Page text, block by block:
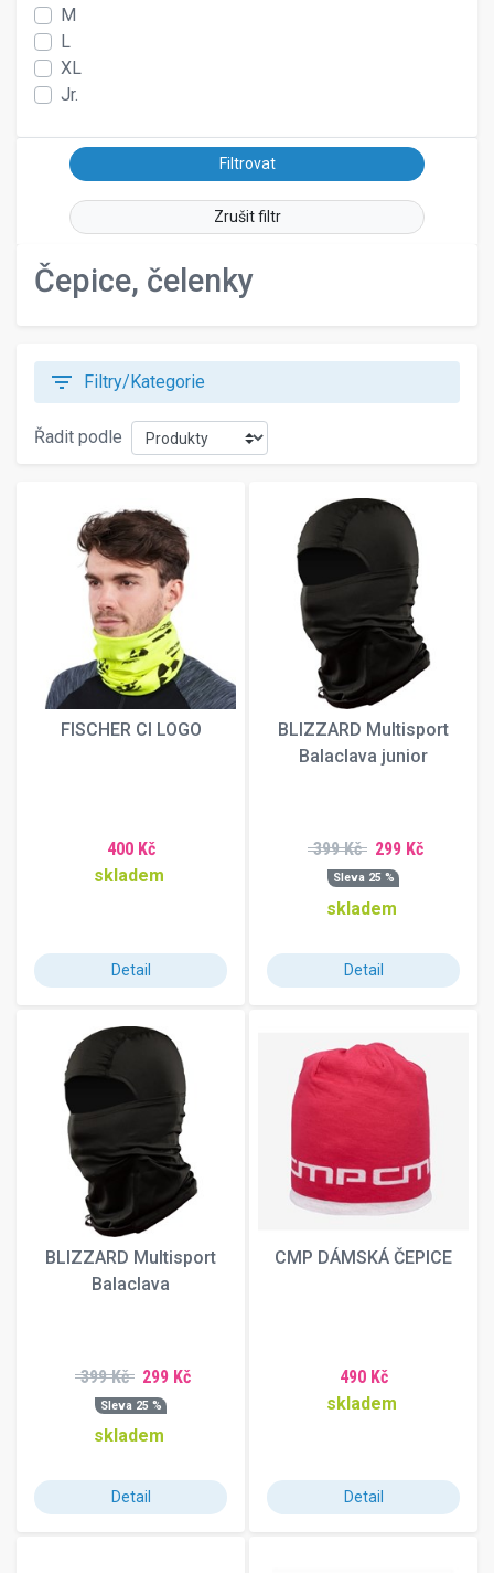
M
L
XL
Jr.
Zrušit filtr
Čepice, čelenky
filter_list Filtry/Kategorie
Řadit podle
FISCHER CI LOGO
400 Kč
skladem
Detail
BLIZZARD Multisport
Balaclava junior
399 Kč 299 Kč
Sleva 25 %
skladem
Detail
BLIZZARD Multisport
Balaclava
399 Kč 299 Kč
Sleva 25 %
skladem
Detail
CMP DÁMSKÁ ČEPICE
490 Kč
skladem
Detail